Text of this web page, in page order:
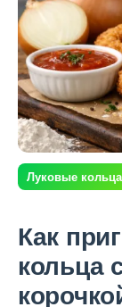
Луковые кольца
Как
кольца